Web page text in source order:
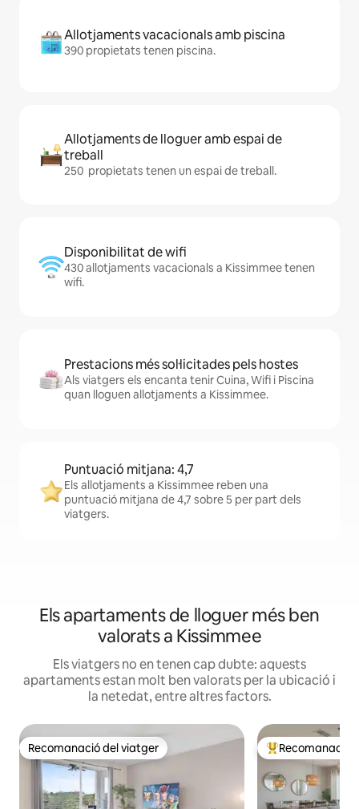
Allotjaments vacacionals amb piscina
390 propietats tenen piscina.
Allotjaments de lloguer amb espai de
treball
250 propietats tenen un espai de treball.
Disponibilitat de wifi
430 allotjaments vacacionals a Kissimmee tenen
wifi.
Prestacions més sol·licitades pels hostes
Als viatgers els encanta tenir Cuina, Wifi i Piscina
quan lloguen allotjaments a Kissimmee.
Puntuació mitjana: 4,7
Els allotjaments a Kissimmee reben una
puntuació mitjana de 4,7 sobre 5 per part dels
viatgers.
Els apartaments de lloguer més ben
valorats a Kissimmee
Els viatgers no en tenen cap dubte: aquests
apartaments estan molt ben valorats per la ubicació i
la netedat, entre altres factors.
Recomanació del viatger
Recomanació del viatger Principals
Recomanació